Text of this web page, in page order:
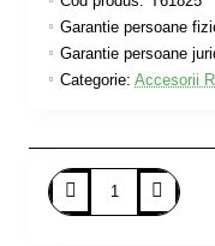
Garantie persoane
Garantie persoane
Categorie: Accesorii